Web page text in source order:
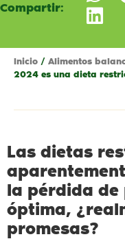
Compartir:
Inicio / Alimentos
2024 es una dieta
Las dietas
la pérdida de
óptima,
promesas?